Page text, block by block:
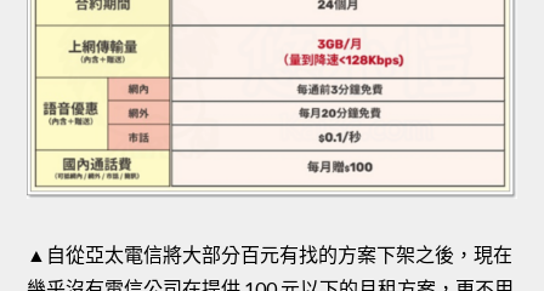
▲自從亞太電信將大部分百元有找的方案下架之後，現在